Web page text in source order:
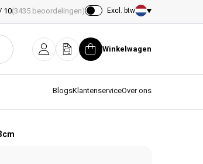
10(3435 beoordelingen) Excl. btw
Land/regio
InloggenOfferteWinkelwagen
Winkelwagen
BlogsKlantenserviceOver ons